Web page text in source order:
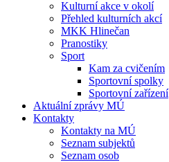
Kulturní akce v okolí
Přehled kulturních akcí
MKK Hlinečan
Pranostiky
Sport
Kam za cvičením
Sportovní spolky
Sportovní zařízení
Aktuální zprávy MÚ
Kontakty
Kontakty na MÚ
Seznam subjektů
Seznam osob